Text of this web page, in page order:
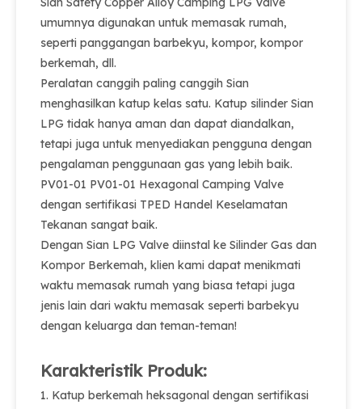
umumnya digunakan untuk memasak rumah,
seperti panggangan barbekyu, kompor, kompor
berkemah, dll.
Peralatan canggih paling canggih Sian
menghasilkan katup kelas satu. Katup silinder Sian
LPG tidak hanya aman dan dapat diandalkan,
tetapi juga untuk menyediakan pengguna dengan
pengalaman penggunaan gas yang lebih baik.
PV01-01 PV01-01 Hexagonal Camping Valve
dengan sertifikasi TPED Handel Keselamatan
Tekanan sangat baik.
Dengan Sian LPG Valve diinstal ke Silinder Gas dan
Kompor Berkemah, klien kami dapat menikmati
waktu memasak rumah yang biasa tetapi juga
jenis lain dari waktu memasak seperti barbekyu
dengan keluarga dan teman-teman!
Karakteristik Produk:
1. Katup berkemah heksagonal dengan sertifikasi